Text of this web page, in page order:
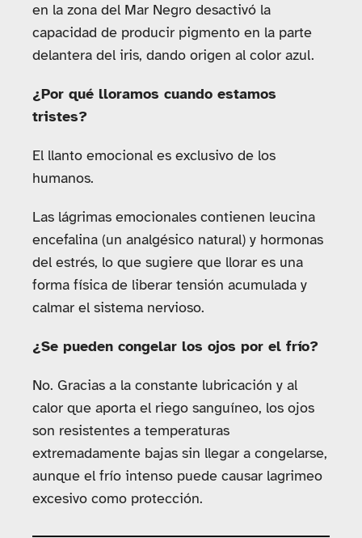
en la zona del Mar Negro desactivó la
capacidad de producir pigmento en la parte
delantera del iris, dando origen al color azul.
¿Por qué lloramos cuando estamos
tristes?
El llanto emocional es exclusivo de los
humanos.
Las lágrimas emocionales contienen leucina
encefalina (un analgésico natural) y hormonas
del estrés, lo que sugiere que llorar es una
forma física de liberar tensión acumulada y
calmar el sistema nervioso.
¿Se pueden congelar los ojos por el frío?
No. Gracias a la constante lubricación y al
calor que aporta el riego sanguíneo, los ojos
son resistentes a temperaturas
extremadamente bajas sin llegar a congelarse,
aunque el frío intenso puede causar lagrimeo
excesivo como protección.